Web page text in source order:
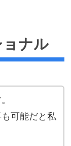
ナル
可能だと私